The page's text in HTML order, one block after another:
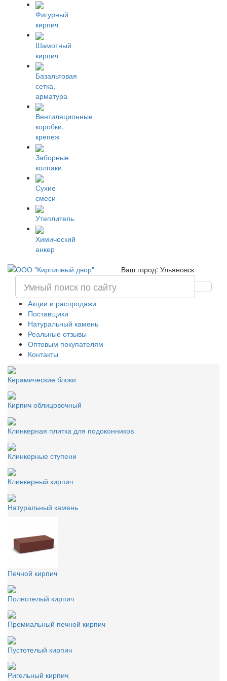
Фигурный
кирпич
Шамотный
кирпич
Базальтовая
сетка,
арматура
Вентиляционные
коробки,
крепеж
Заборные
колпаки
Сухие
смеси
Утеплитель
Химический
анкер
Ваш город: Ульяновск
Акции и распродажи
Поставщики
Натуральный камень
Реальные отзывы
Оптовым покупателям
Контакты
Керамические блоки
Кирпич облицовочный
Клинкерная плитка для подоконников
Клинкерные ступени
Клинкерный кирпич
Натуральный камень
Печной кирпич
Полнотелый кирпич
Премиальный печной кирпич
Пустотелый кирпич
Ригельный кирпич